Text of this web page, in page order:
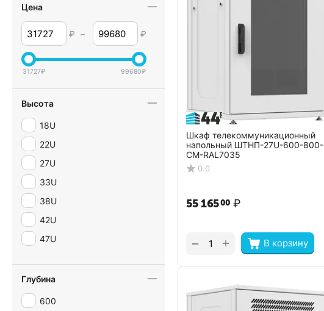
Шкаф телекоммуникационный
напольный ШТНП-27U-600-800-
СМ-RAL7035
0.0
55 16500 ₽
В корзину
+
−
Цена
₽ – ₽
31727₽ 99680₽
Высота
18U
22U
27U
33U
38U
42U
47U
Глубина
600